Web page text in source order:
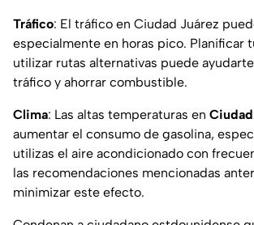
Tráfico: El tráfico en Ciudad Juárez
especialmente en horas pico. Planificar
utilizar rutas alternativas puede
tráfico y ahorrar combustible.
Clima: Las altas temperaturas en
aumentar el consumo de gasolina,
utilizas el aire acondicionado con
las recomendaciones mencionadas
minimizar este efecto.